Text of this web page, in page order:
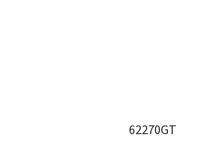
62270GT